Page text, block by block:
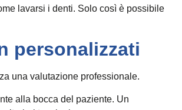
lavarsi i denti. Solo così è possibile
personalizzati
una valutazione professionale.
alla bocca del paziente. Un